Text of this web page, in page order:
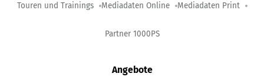
Touren und Trainings Mediadaten Online Mediadaten Print
Partner 1000PS
Angebote